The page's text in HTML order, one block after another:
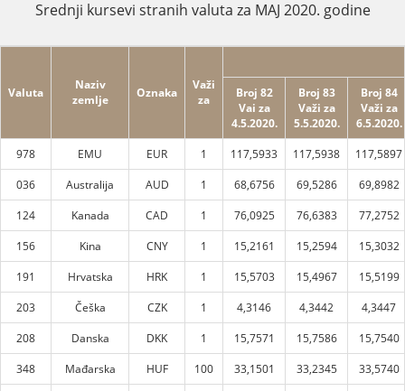
Srednji kursevi stranih valuta za MAJ 2020. godine
Valuta
Naziv
zemlje
Oznaka
Važi
za
Broj 82
Vai za
4.5.2020.
Broj 83
Važi za
5.5.2020.
Broj 84
Važi za
6.5.2020.
978
EMU EUR 1 117,5933 117,5938
117,5897
036
Australija AUD 1 68,6756 69,5286
69,8982
124
Kanada CAD 1 76,0925 76,6383
77,2752
156
Kina CNY 1 15,2161 15,2594
15,3032
191
Hrvatska HRK 1 15,5703 15,4967
15,5199
203
Češka CZK 1 4,3146 4,3442
4,3447
208
Danska DKK 1 15,7571 15,7586
15,7540
348
Mađarska HUF 100 33,1501 33,2345
33,5740